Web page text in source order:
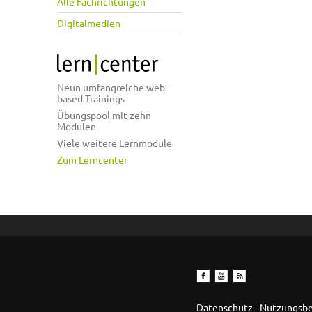
Digitalmedien
Neun umfangreiche web-
based Trainings
Übungspool mit zehn
Modulen
Viele weitere Lernmodule
Zum Lerncenter
Datenschutz